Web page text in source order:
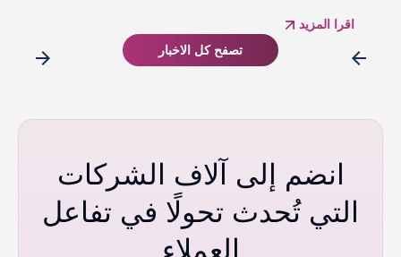
اقرا المزيد
arrow_back تصفح كل الاخبار arrow_forward
انضم إلى آلاف الشركات
التي تُحدث تحولًا في تفاعل
العملاء